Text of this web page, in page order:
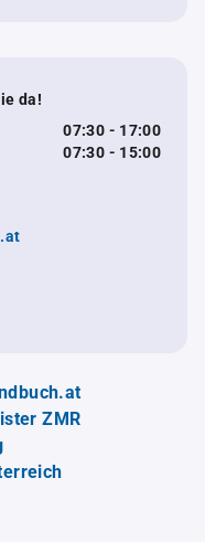
da!
07:30 - 17:00
07:30 - 15:00
ZMR